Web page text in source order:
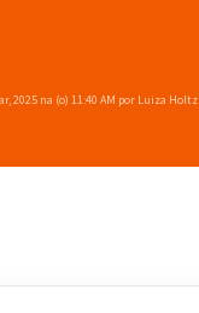
2025 na (o) 11:40 AM por Luiza Holtz